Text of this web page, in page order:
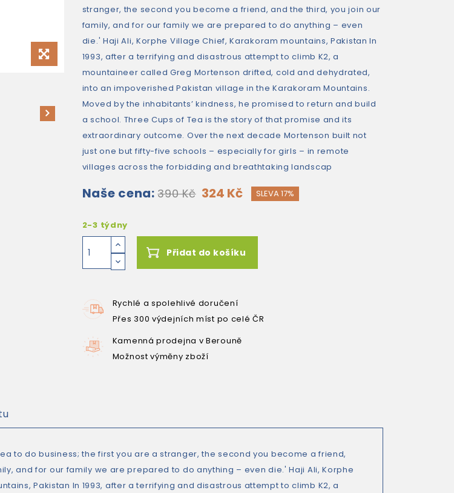
stranger, the second you become a friend, and the third, you join our
family, and for our family we are prepared to do anything – even
die.' Haji Ali, Korphe Village Chief, Karakoram mountains, Pakistan In
1993, after a terrifying and disastrous attempt to climb K2, a
mountaineer called Greg Mortenson drifted, cold and dehydrated,
into an impoverished Pakistan village in the Karakoram Mountains.
Moved by the inhabitants’ kindness, he promised to return and build
a school. Three Cups of Tea is the story of that promise and its
extraordinary outcome. Over the next decade Mortenson built not
just one but fifty-five schools – especially for girls – in remote
villages across the forbidding and breathtaking landscap
Naše cena: 390 Kč 324 Kč SLEVA 17%
2-3 týdny
Přidat do košíku
Rychlé a spolehlivé doručení
Přes 300 výdejních míst po celé ČR
Kamenná prodejna v Berouně
Možnost výměny zboží
to do business; the first you are a stranger, the second you become a friend,
and for our family we are prepared to do anything – even die.' Haji Ali, Korphe
Pakistan In 1993, after a terrifying and disastrous attempt to climb K2, a